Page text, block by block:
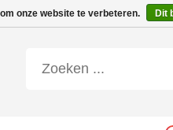
assortiment Carfume met
onze website te verbeteren. Dit